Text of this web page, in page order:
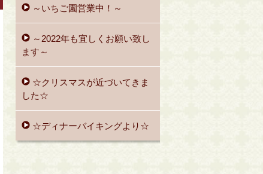
～いちご園営業中！～
～2022年も宜しくお願い致し
ます～
☆クリスマスが近づいてきま
した☆
☆ディナーバイキングより☆